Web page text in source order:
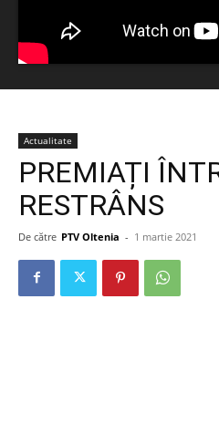
Actualitate
PREMIAȚI
RESTRÂNS
De către PTV Oltenia - 1 martie 2021